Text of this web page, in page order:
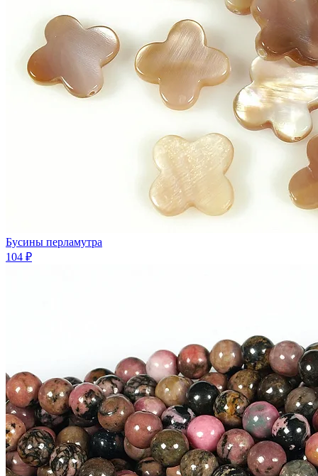
Бусины перламутра
104 ₽